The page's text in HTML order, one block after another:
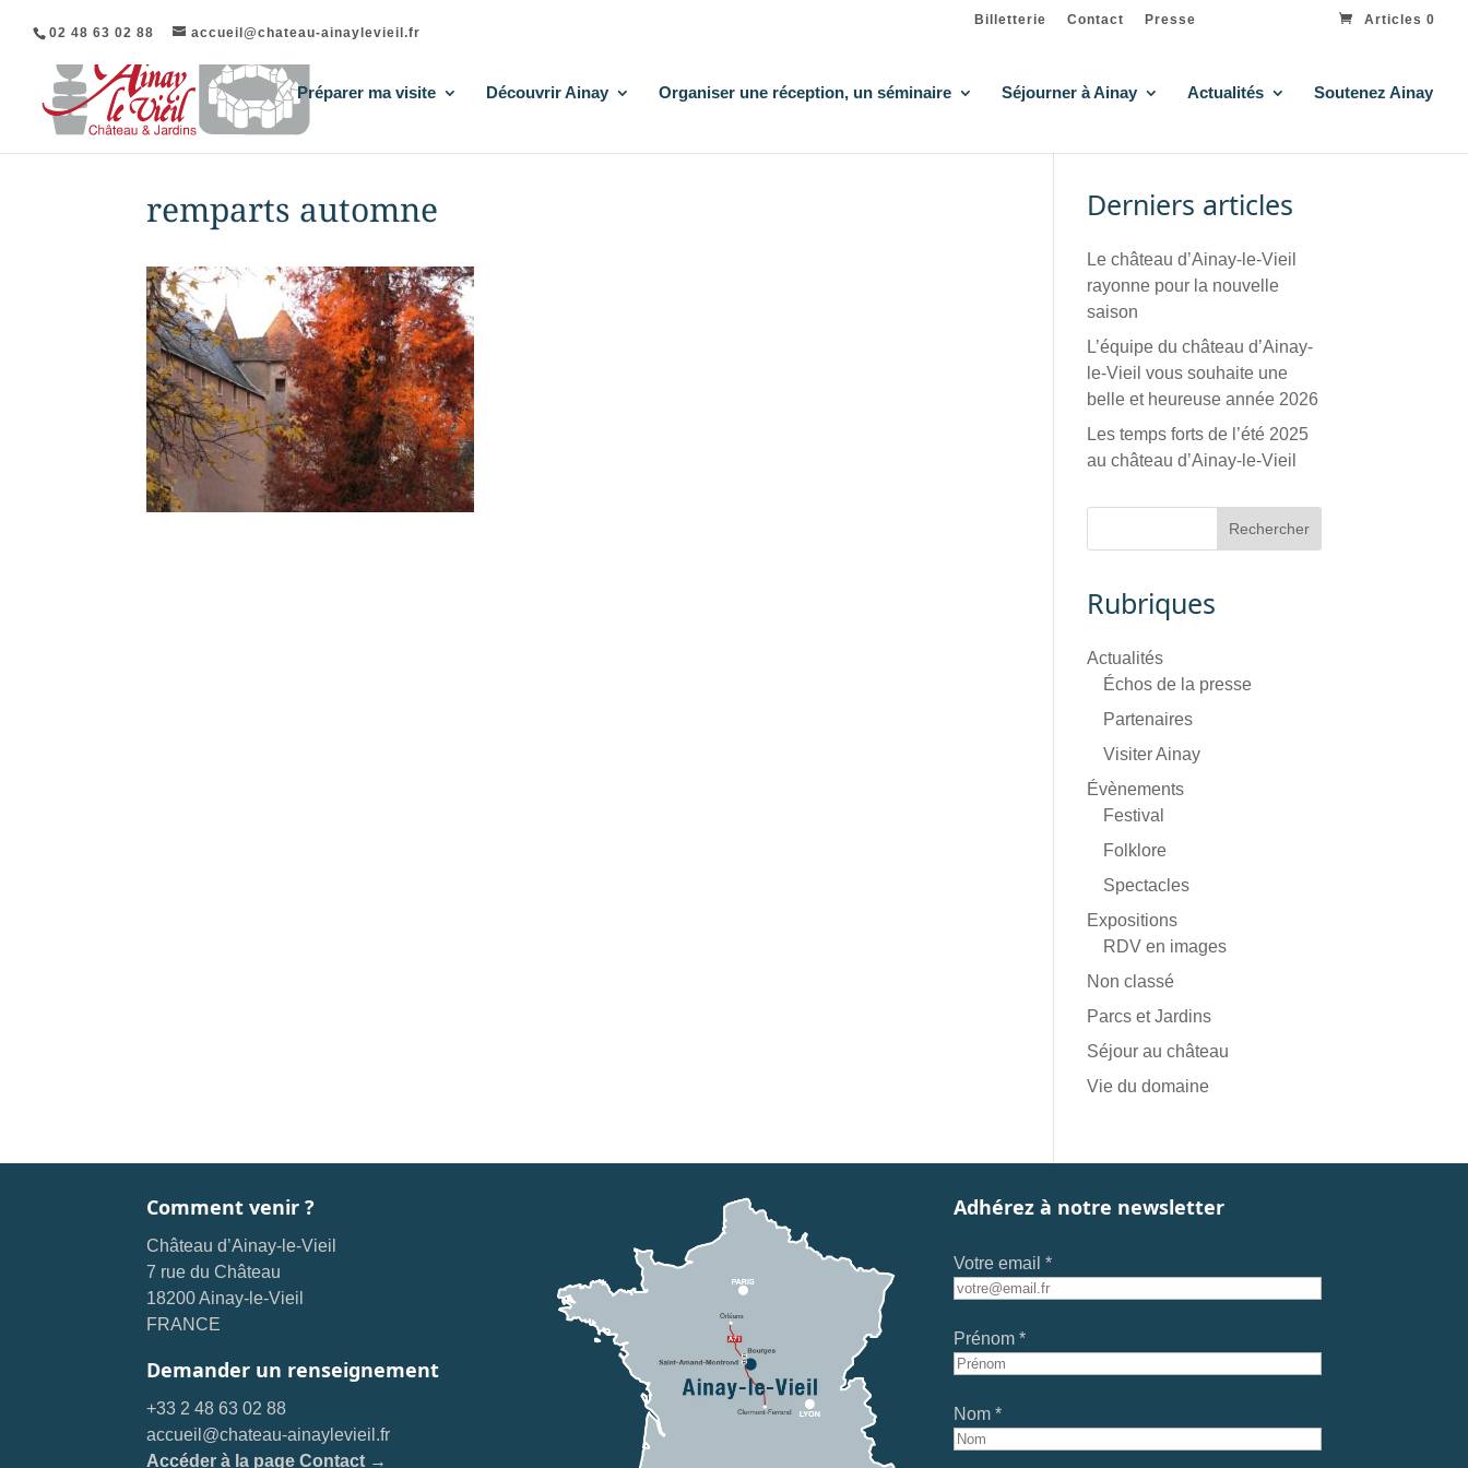
02 48 63 02 88 accueil@chateau-ainaylevieil.fr
Billetterie Contact Presse Articles 0
Préparer ma visite Découvrir Ainay Organiser une réception, un séminaire Séjourner à Ainay Actualités Soutenez Ainay
remparts automne Derniers articles
Le château d’Ainay-le-Vieil
rayonne pour la nouvelle
saison
L’équipe du château d’Ainay-
le-Vieil vous souhaite une
belle et heureuse année 2026
Les temps forts de l’été 2025
au château d’Ainay-le-Vieil
Rubriques
Actualités
Échos de la presse
Partenaires
Visiter Ainay
Évènements
Festival
Folklore
Spectacles
Expositions
RDV en images
Non classé
Parcs et Jardins
Séjour au château
Vie du domaine
Comment venir ?
Château d’Ainay-le-Vieil
7 rue du Château
18200 Ainay-le-Vieil
FRANCE
Demander un renseignement
+33 2 48 63 02 88
accueil@chateau-ainaylevieil.fr
Accéder à la page Contact →
Adhérez à notre newsletter
Votre email *
Prénom *
Nom *